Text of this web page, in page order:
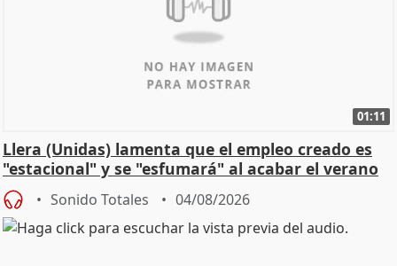
01:11
Llera (Unidas) lamenta que el empleo creado es
"estacional" y se "esfumará" al acabar el verano
Sonido Totales 04/08/2026